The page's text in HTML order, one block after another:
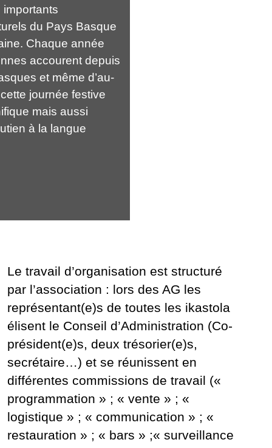
importants
du Pays Basque
Chaque année
accourent depuis
et même d’au-
journée festive
mais aussi
à la langue
Le travail d’organisation est structuré
par l’association : lors des AG les
représentant(e)s de toutes les ikastola
élisent le Conseil d’Administration (Co-
président(e)s, deux trésorier(e)s,
secrétaire…) et se réunissent en
différentes commissions de travail («
programmation » ; « vente » ; «
logistique » ; « communication » ; «
restauration » ; « bars » ;« surveillance